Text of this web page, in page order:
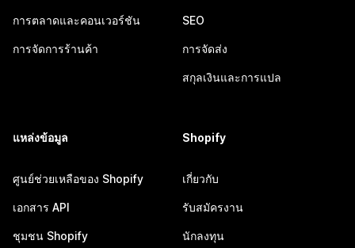
การตลาดและคอนเวอร์ชัน
การจัดการร้านค้า
SEO
การจัดส่ง
สกุลเงินและการแปล
แหล่งข้อมูล
ศูนย์ช่วยเหลือของ Shopify
เอกสาร API
ชุมชน Shopify
Shopify
เกี่ยวกับ
รับสมัครงาน
นักลงทุน